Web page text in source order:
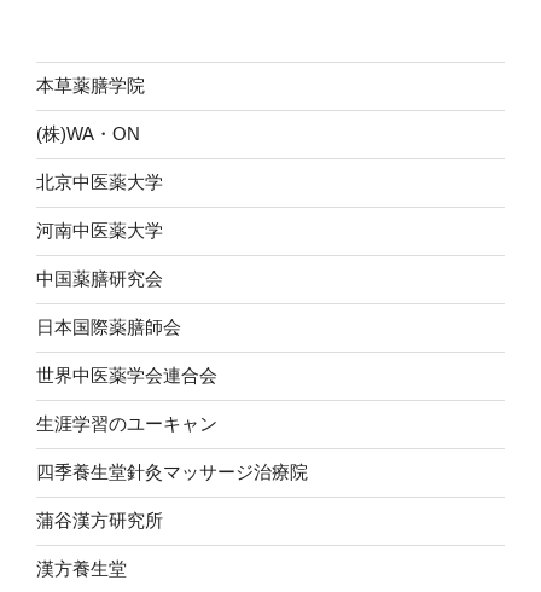
本草薬膳学院
(株)WA・ON
北京中医薬大学
河南中医薬大学
中国薬膳研究会
日本国際薬膳師会
世界中医薬学会連合会
生涯学習のユーキャン
四季養生堂針灸マッサージ治療院
蒲谷漢方研究所
漢方養生堂